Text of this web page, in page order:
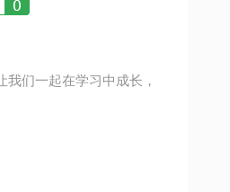
们一起在学习中成长，